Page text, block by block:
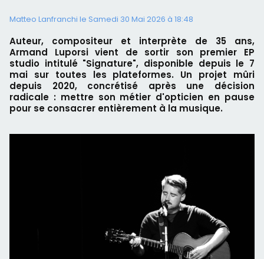
Matteo Lanfranchi le Samedi 30 Mai 2026 à 18:48
Auteur, compositeur et interprète de 35 ans,
Armand Luporsi vient de sortir son premier EP
studio intitulé "Signature", disponible depuis le 7
mai sur toutes les plateformes. Un projet mûri
depuis 2020, concrétisé après une décision
radicale : mettre son métier d'opticien en pause
pour se consacrer entièrement à la musique.